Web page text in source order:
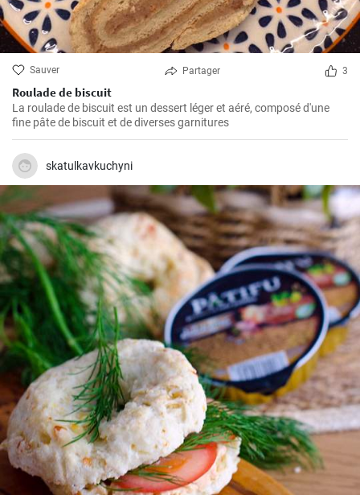
Sauver Partager 3
Roulade de biscuit
La roulade de biscuit est un dessert léger et aéré, composé d'une
fine pâte de biscuit et de diverses garnitures
skatulkavkuchyni